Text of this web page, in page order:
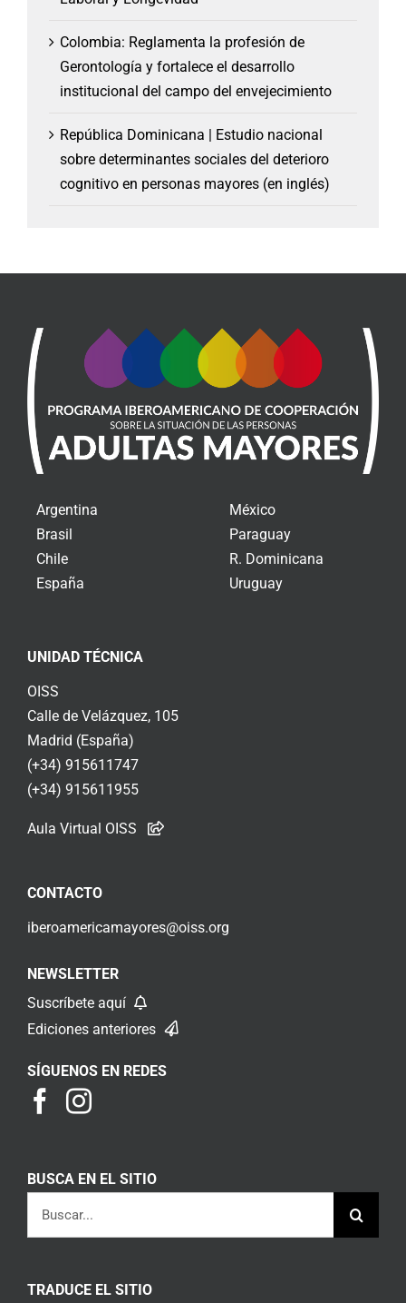
Colombia: Reglamenta la profesión de
Gerontología y fortalece el desarrollo
institucional del campo del envejecimiento
República Dominicana | Estudio nacional
sobre determinantes sociales del deterioro
cognitivo en personas mayores (en inglés)
Argentina
Brasil
Chile
España
México
Paraguay
R. Dominicana
Uruguay
UNIDAD TÉCNICA
OISS
Calle de Velázquez, 105
Madrid (España)
(+34) 915611747
(+34) 915611955
Aula Virtual OISS
CONTACTO
iberoamericamayores@oiss.org
NEWSLETTER
Suscríbete aquí
Ediciones anteriores
SÍGUENOS EN REDES
BUSCA EN EL SITIO
TRADUCE EL SITIO